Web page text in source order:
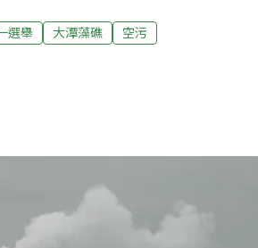
團今（21）逐一拜會、邀請四位桃園
承諾書，賴香伶、鄭寶清親自簽署，
收下，尚未回覆是否簽署。承諾書包
園為北台灣第一碳都、煤都 訴求2025
選舉 大潭藻礁
空污